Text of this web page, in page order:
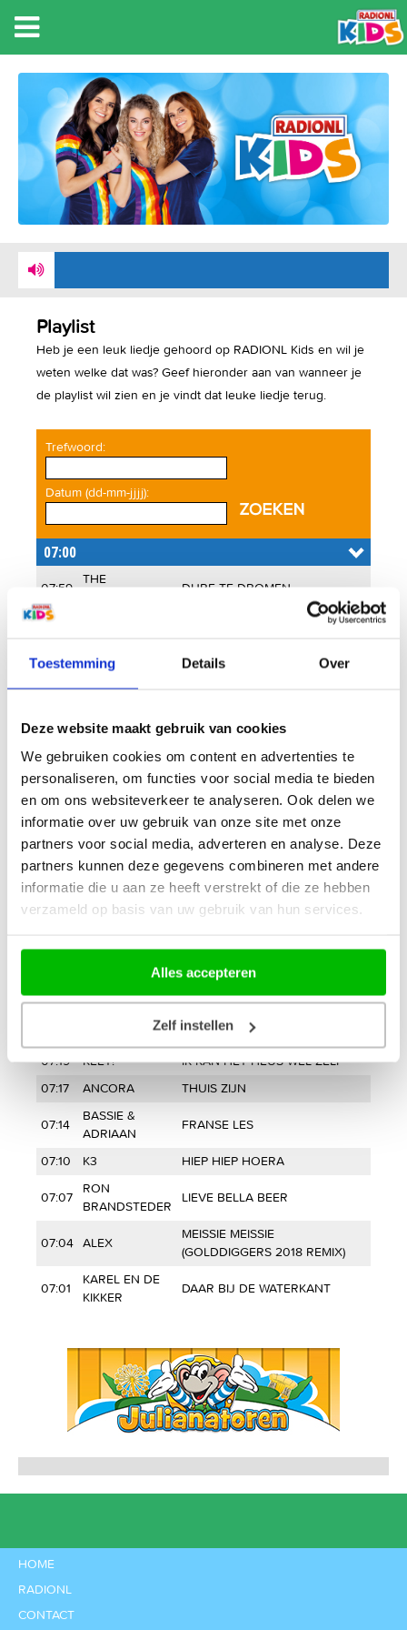
Toestemming Details Over
Deze website maakt gebruik van cookies
We gebruiken cookies om content en advertenties te
personaliseren, om functies voor social media te bieden
en om ons websiteverkeer te analyseren. Ook delen we
informatie over uw gebruik van onze site met onze
partners voor social media, adverteren en analyse. Deze
partners kunnen deze gegevens combineren met andere
informatie die u aan ze heeft verstrekt of die ze hebben
verzameld op basis van uw gebruik van hun services.
Alles accepteren
Zelf instellen
Playlist
Heb je een leuk liedje gehoord op RADIONL Kids en wil je
weten welke dat was? Geef hieronder aan van wanneer je
de playlist wil zien en je vindt dat leuke liedje terug.
Trefwoord:
Datum (dd-mm-jjjj):
07:59
THE
DURF TE DROMEN
07:56
07:50
07:48
WEST EN DE
POESJE MAUW
PIET PIRAAT
07:42
M-KIDS
MAGNIE DIT, MAGNIEDAT
07:38
THE TEENZ THE VIBE
07:35
KAFKE &
FRANS BAUER
VAN BRABANT NAAR
BORDEAUX
07:32
MIKKY DE
LEEUW
HE HALLO KOM ERBIJ
BLAUWE HEMEL
NIE TE HOUWE
HEESAKKERS
MOET NOG NAAR SCHOOL
TOE
07:19 KEET!
IK KAN HET HEUS WEL ZELF
07:17
ANCORA THUIS ZIJN
07:14
BASSIE &
ADRIAAN
FRANSE LES
07:10 K3 HIEP HIEP HOERA
07:07
RON
BRANDSTEDER
LIEVE BELLA BEER
07:04 ALEX
MEISSIE MEISSIE
(GOLDDIGGERS 2018 REMIX)
07:01
KAREL EN DE
KIKKER
DAAR BIJ DE WATERKANT
HOME
RADIONL
CONTACT